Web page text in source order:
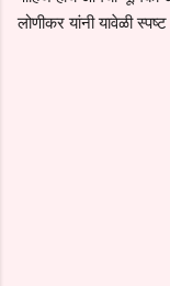
लोणीकर यांनी यावेळी